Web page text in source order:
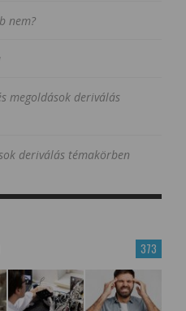
nem?
megoldások deriválás
deriválás témakörben
373